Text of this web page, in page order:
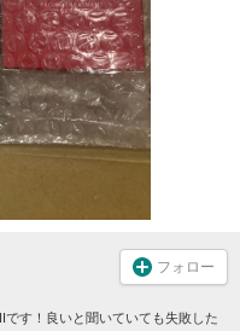
フォロー
す！良いと聞いていても失敗した